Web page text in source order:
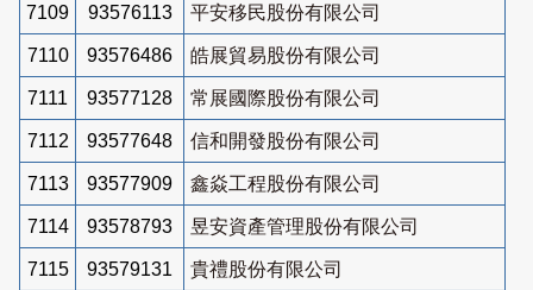
7109 93576113 平安移民股份有限公司
7110 93576486 皓展貿易股份有限公司
7111 93577128 常展國際股份有限公司
7112 93577648 信和開發股份有限公司
7113 93577909 鑫焱工程股份有限公司
7114 93578793 昱安資產管理股份有限公司
7115 93579131 貴禮股份有限公司